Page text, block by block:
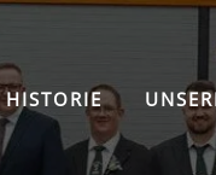
HISTORIE